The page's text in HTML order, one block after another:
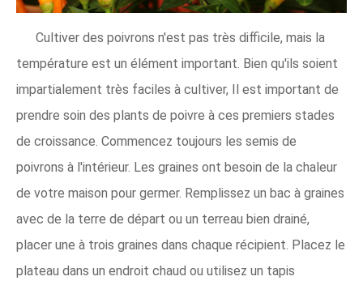
Cultiver des poivrons n'est pas très difficile, mais la
température est un élément important. Bien qu'ils soient
impartialement très faciles à cultiver, Il est important de
prendre soin des plants de poivre à ces premiers stades
de croissance. Commencez toujours les semis de
poivrons à l'intérieur. Les graines ont besoin de la chaleur
de votre maison pour germer. Remplissez un bac à graines
avec de la terre de départ ou un terreau bien drainé,
placer une à trois graines dans chaque récipient. Placez le
plateau dans un endroit chaud ou utilisez un tapis